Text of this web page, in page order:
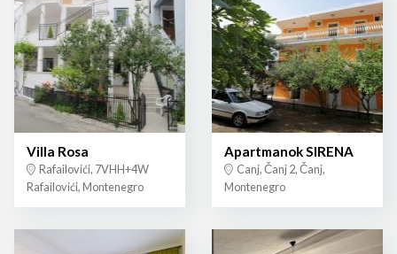
Villa Rosa
Rafailovići, 7VHH+4W
Rafailovići, Montenegro
Apartmanok SIRENA
Canj, Čanj 2, Čanj,
Montenegro